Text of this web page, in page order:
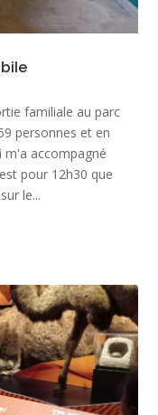
familiale au parc
personnes et en
m'a accompagné
pour 12h30 que
le...